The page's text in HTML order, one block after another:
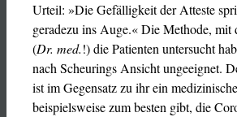
Urteil: »Die Gefälligkeit der Atteste
geradezu ins Auge.« Die Methode, mit
(Dr. med.!) die Patienten untersucht
nach Scheurings Ansicht ungeeignet.
ist im Gegensatz zu ihr ein
beispielsweise zum besten gibt, die